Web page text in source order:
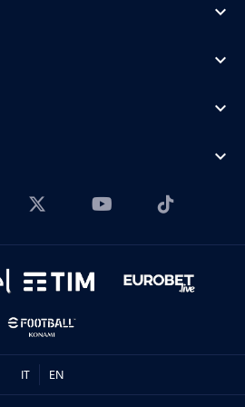
expand_more
expand_more
expand_more
expand_more
IT EN